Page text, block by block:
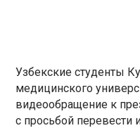
Узбекские студенты
медицинского
видеообращение к
с просьбой перевести